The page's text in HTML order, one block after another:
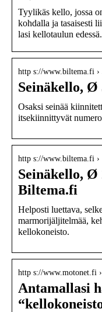
Tyylikäs kello, jossa
kohdalla ja tasaisesti
lasi kellotaulun
http s://www.biltema.fi ›
Seinäkello, Ø
Osaksi seinää
itsekiinnittyvät
http s://www.biltema.fi ›
Seinäkello, Ø
Biltema.fi
Helposti luettava,
marmorijäljitelmää,
kellokoneisto.
http s://www.motonet.fi
Antamallasi